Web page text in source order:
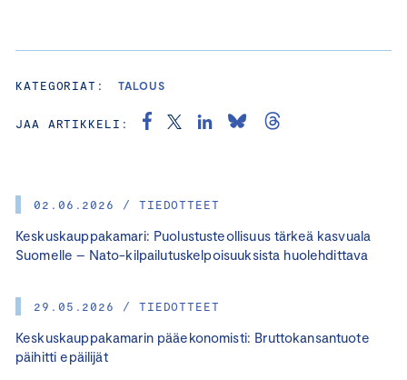
02.06.2026 / TIEDOTTEET
Keskuskauppakamari: Puolustusteollisuus tärkeä kasvuala
Suomelle – Nato-kilpailutuskelpoisuuksista huolehdittava
29.05.2026 / TIEDOTTEET
Keskuskauppakamarin pääekonomisti: Bruttokansantuote
päihitti epäilijät
KATEGORIAT: TALOUS
JAA ARTIKKELI: